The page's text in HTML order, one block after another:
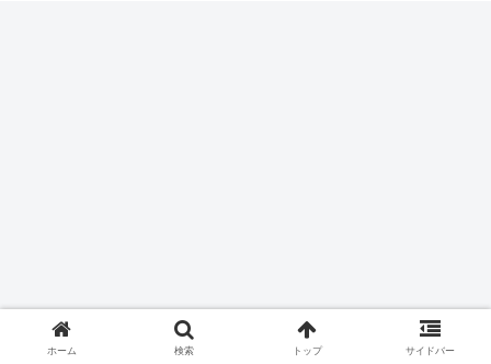
ホーム 検索 トップ サイドバー